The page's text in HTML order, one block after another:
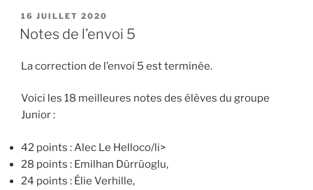
PUBLIÉ
LE
16 JUILLET 2020
Notes de l’envoi 5
La correction de l’envoi 5 est terminée.
Voici les 18 meilleures notes des élèves du groupe
Junior :
42 points : Alec Le Helloco/li>
28 points : Emilhan Dürrüoglu,
24 points : Élie Verhille,